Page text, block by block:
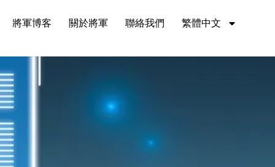
將軍博客 關於將軍 聯絡我們 繁體中文